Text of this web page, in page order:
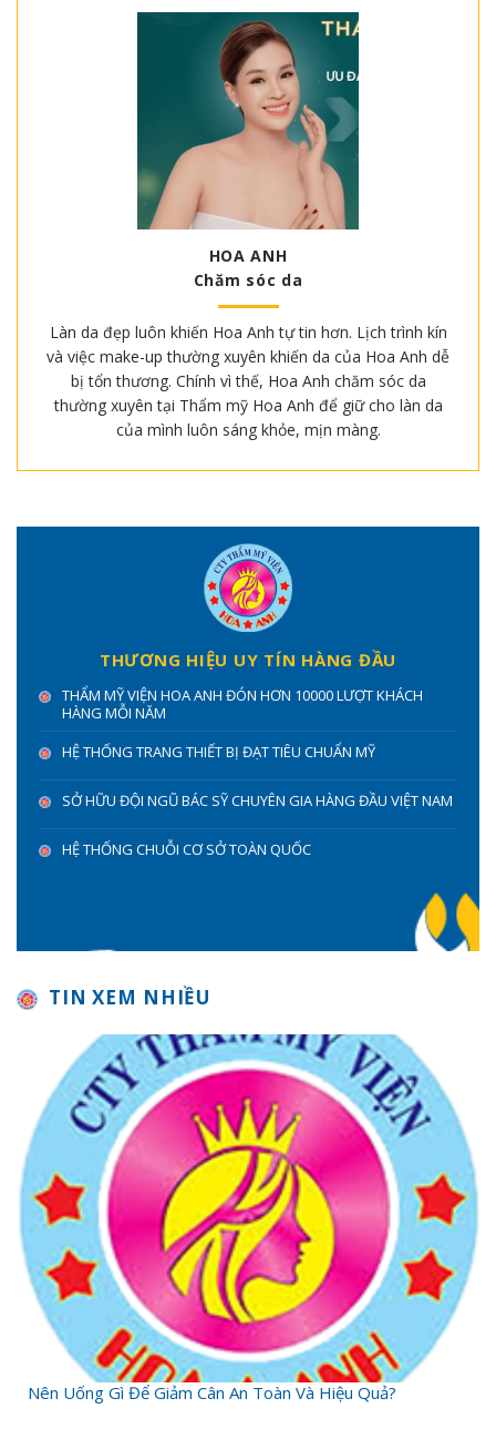
HOA ANH
Chăm sóc da
Làn da đẹp luôn khiến Hoa Anh tự tin hơn. Lịch trình kín
và việc make-up thường xuyên khiến da của Hoa Anh dễ
bị tổn thương. Chính vì thế, Hoa Anh chăm sóc da
thường xuyên tại Thẩm mỹ Hoa Anh để giữ cho làn da
của mình luôn sáng khỏe, mịn màng.
THƯƠNG HIỆU UY TÍN HÀNG ĐẦU
THẨM MỸ VIỆN HOA ANH ĐÓN HƠN 10000 LƯỢT KHÁCH
HÀNG MỖI NĂM
HỆ THỐNG TRANG THIẾT BỊ ĐẠT TIÊU CHUẨN MỸ
SỞ HỮU ĐỘI NGŨ BÁC SỸ CHUYÊN GIA HÀNG ĐẦU VIỆT NAM
HỆ THỐNG CHUỖI CƠ SỞ TOÀN QUỐC
TIN XEM NHIỀU
Nên Uống Gì Để Giảm Cân An Toàn Và Hiệu Quả?